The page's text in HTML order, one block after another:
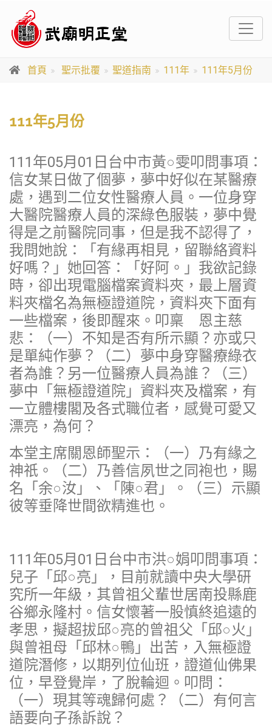
首頁 聖示批覆 聖道指南 111年 111年5月份
111年5月份
111年05月01日台中市黃○雯叩問事項：
信女某日做了個夢，夢中好似在某醫療
處，遇到二位女性醫療人員。一位身穿
大醫院醫療人員的深綠色服裝，夢中覺
得是之前醫院同事，但是我不認得了，
我問她說：「有緣再相見，留聯絡資料
好嗎？」她回答：「好阿。」我欲記錄
時，卻出現電腦檔案資料夾，最上層資
料夾檔名為無極證道院，資料夾下面有
一些檔案，後即醒來。叩稟 恩主慈
悲：（一）不知是否有所示顯？亦或只
是單純作夢？（二）夢中身穿醫療綠衣
者為誰？另一位醫療人員為誰？（三）
夢中「無極證道院」資料夾及檔案，有
一立體樓閣及各式職位者，感覺可愛又
漂亮，為何？
本堂主席關恩師聖示：（一）乃有緣之
神祇。（二）乃善信夙世之同袍也，賜
名「余○汝」、「陳○君」。（三）示顯
彼等垂降世間欲精進也。
111年05月01日台中市洪○娟叩問事項：
兒子「邱○亮」，目前就讀中央大學研
究所一年級，其曾祖父輩世居南投縣鹿
谷鄉永隆村。信女懷著一股慎終追遠的
孝思，擬超拔邱○亮的曾祖父「邱○火」
與曾祖母「邱林○鴨」出苦，入無極證
道院潛修，以期列位仙班，證道仙佛果
位，早登覺岸，了脫輪迴。叩問：
（一）現其等魂歸何處？（二）有何言
語要向子孫訴說？